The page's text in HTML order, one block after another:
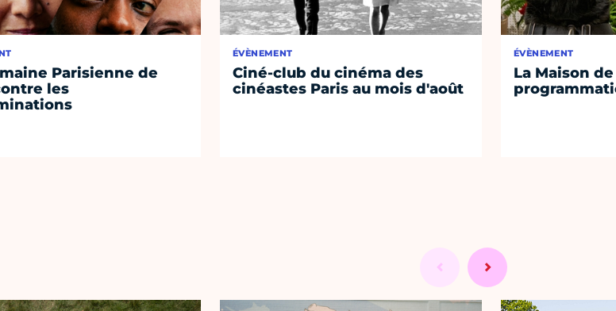
Parisienne de
les
ÉVÈNEMENT
Ciné-club du cinéma des
cinéastes Paris au mois d'août
ÉVÈNEMENT
La Maison